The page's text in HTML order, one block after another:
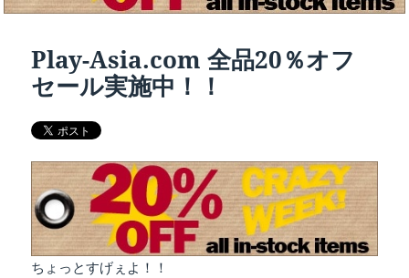
Play-Asia.com 全品20％オフ
セール実施中！！
ちょっとすげぇよ！！